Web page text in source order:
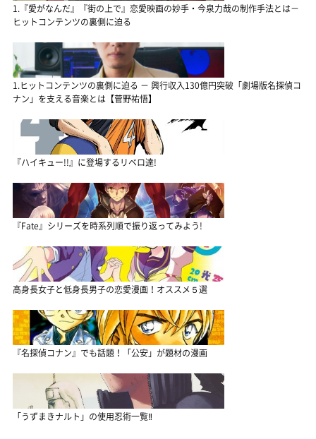
1.『愛がなんだ』『街の上で』恋愛映画の妙手・今泉力哉の制作手法とは－
ヒットコンテンツの裏側に迫る
1.ヒットコンテンツの裏側に迫る － 興行収入130億円突破「劇場版名探偵コ
ナン」を支える音楽とは【菅野祐悟】
『ハイキュー!!』に登場するリベロ達!
『Fate』シリーズを時系列順で振り返ってみよう!
高身長女子と低身長男子の恋愛漫画！オススメ５選
『名探偵コナン』でも話題！「公安」が題材の漫画
「うずまきナルト」の使用忍術一覧‼